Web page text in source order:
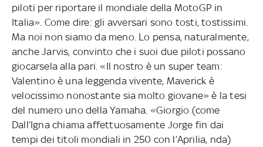
piloti per riportare il mondiale della MotoGP in
Italia». Come dire: gli avversari sono tosti, tostissimi.
Ma noi non siamo da meno. Lo pensa, naturalmente,
anche Jarvis, convinto che i suoi due piloti possano
giocarsela alla pari. «Il nostro è un super team:
Valentino è una leggenda vivente, Maverick è
velocissimo nonostante sia molto giovane» è la tesi
del numero uno della Yamaha. «Giorgio (come
Dall’Igna chiama affettuosamente Jorge fin dai
tempi dei titoli mondiali in 250 con l’Aprilia, nda)